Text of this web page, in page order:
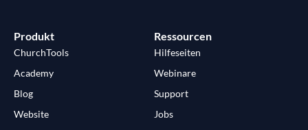
Produkt
ChurchTools
Academy
Blog
Website
Ressourcen
Hilfeseiten
Webinare
Support
Jobs